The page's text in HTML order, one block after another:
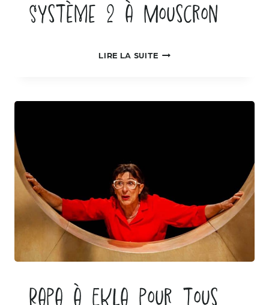
Système 2 à Mouscron
LIRE LA SUITESYSTÈME
Rapa à Ekla pour tous